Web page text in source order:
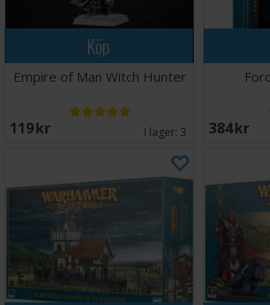
Köp
Empire of Man Witch Hunter
119 SEK I lager: 3 384 SEK